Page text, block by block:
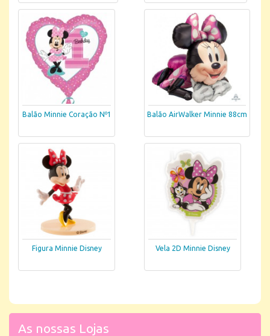
Balão Minnie Coração Nº1 Balão AirWalker Minnie 88cm
Figura Minnie Disney Vela 2D Minnie Disney
As nossas Lojas